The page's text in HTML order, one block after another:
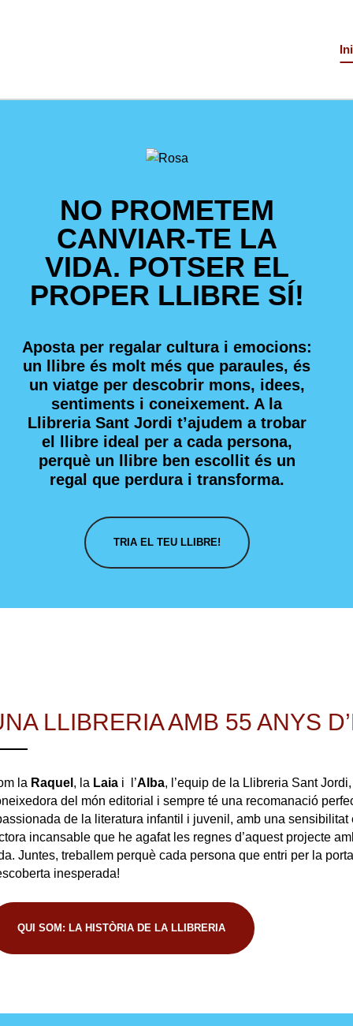
NO PROMETEM
CANVIAR-TE LA
VIDA. POTSER EL
PROPER LLIBRE SÍ!
Aposta per regalar cultura i emocions:
un llibre és molt més que paraules, és
un viatge per descobrir mons, idees,
sentiments i coneixement. A la
Llibreria Sant Jordi t’ajudem a trobar
el llibre ideal per a cada persona,
perquè un llibre ben escollit és un
regal que perdura i transforma.
TRIA EL TEU LLIBRE!
LLIBRERIA AMB 55 ANYS
la Raquel , la Laia i l’Alba, l’equip de la Llibreria Sant
del món editorial i sempre té una recomanació
de la literatura infantil i juvenil, amb una
incansable que he agafat les regnes d’aquest projecte
Juntes, treballem perquè cada persona que entri per la
inesperada!
QUI SOM: LA HISTÒRIA DE LA LLIBRERIA